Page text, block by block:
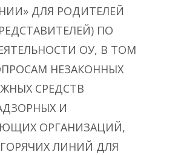
ДЛЯ РОДИТЕЛЕЙ
ПО
ОУ, В ТОМ
НЕЗАКОННЫХ
СРЕДСТВ
И
ОРГАНИЗАЦИЙ,
ЛИНИЙ ДЛЯ